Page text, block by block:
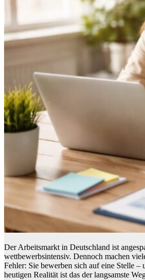
Der Arbeitsmarkt in Deutschland ist
wettbewerbsintensiv. Dennoch machen
Fehler: Sie bewerben sich auf eine Stelle –
heutigen Realität ist das der langsamste